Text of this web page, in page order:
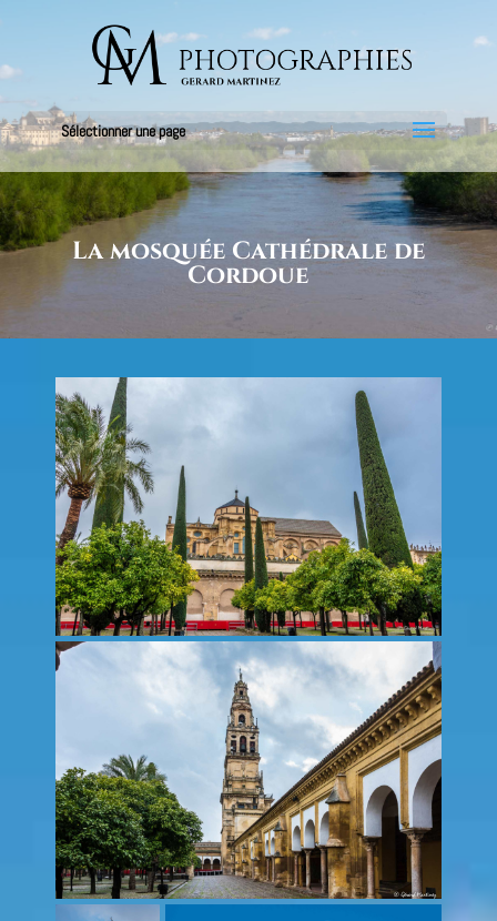
Sélectionner une page
La mosquée Cathédrale de
Cordoue